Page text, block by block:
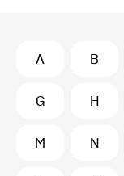
A B
G H
M N